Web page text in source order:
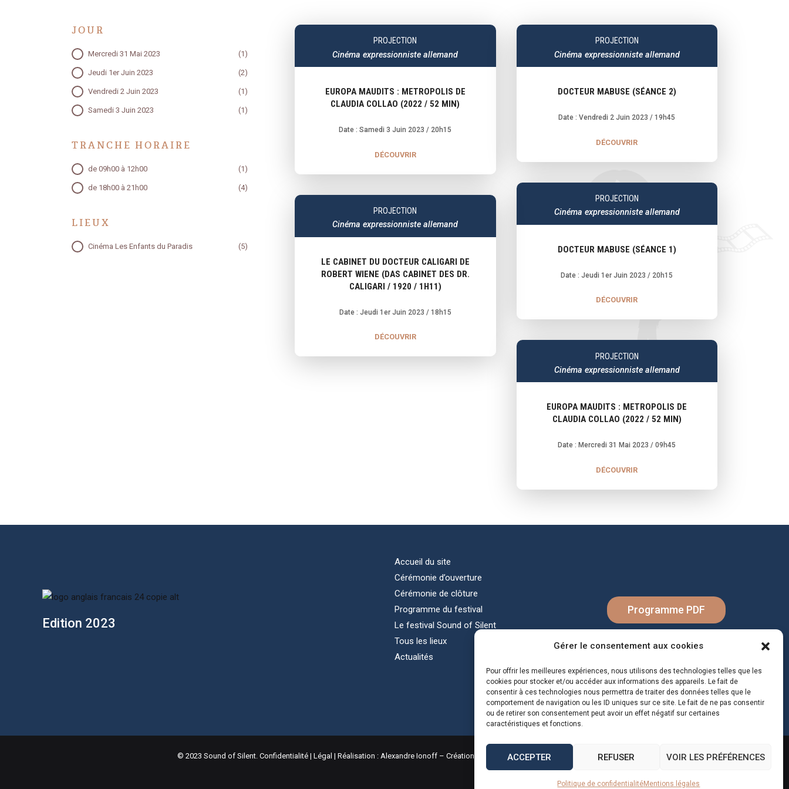
Gérer le consentement aux cookies
Pour offrir les meilleures expériences, nous utilisons des technologies telles que les
cookies pour stocker et/ou accéder aux informations des appareils. Le fait de
consentir à ces technologies nous permettra de traiter des données telles que le
comportement de navigation ou les ID uniques sur ce site. Le fait de ne pas consentir
ou de retirer son consentement peut avoir un effet négatif sur certaines
caractéristiques et fonctions.
ACCEPTER REFUSER VOIR LES PRÉFÉRENCES
Politique de confidentialitéMentions légales
JOUR
JOURMercredi 31 Mai 2023 (1)
Jeudi 1er Juin 2023 (2)
Vendredi 2 Juin 2023 (1)
Samedi 3 Juin 2023 (1)
TRANCHE HORAIRE
TRANCHE HORAIRE
de 09h00 à 12h00 (1)
de 18h00 à 21h00 (4)
LIEUX
LIEUXCinéma Les Enfants du Paradis (5)
PROJECTION
Cinéma expressionniste allemand
EUROPA MAUDITS : METROPOLIS DE
CLAUDIA COLLAO (2022 / 52 MIN)
Date : Samedi 3 Juin 2023 / 20h15
DÉCOUVRIR
PROJECTION
Cinéma expressionniste allemand
DOCTEUR MABUSE (SÉANCE 2)
Date : Vendredi 2 Juin 2023 / 19h45
DÉCOUVRIR
PROJECTION
Cinéma expressionniste allemand
DOCTEUR MABUSE (SÉANCE 1)
Date : Jeudi 1er Juin 2023 / 20h15
DÉCOUVRIR
PROJECTION
Cinéma expressionniste allemand
LE CABINET DU DOCTEUR CALIGARI DE
ROBERT WIENE (DAS CABINET DES DR.
CALIGARI / 1920 / 1H11)
Date : Jeudi 1er Juin 2023 / 18h15
DÉCOUVRIR
PROJECTION
Cinéma expressionniste allemand
EUROPA MAUDITS : METROPOLIS DE
CLAUDIA COLLAO (2022 / 52 MIN)
Date : Mercredi 31 Mai 2023 / 09h45
DÉCOUVRIR
Edition 2023
Accueil du site
Cérémonie d’ouverture
Cérémonie de clôture
Programme du festival
Le festival Sound of Silent
Tous les lieux
Actualités
Programme PDF
© 2023 Sound of Silent. Confidentialité | Légal | Réalisation : Alexandre Ionoff – Création de sites web et référencement à Rennes